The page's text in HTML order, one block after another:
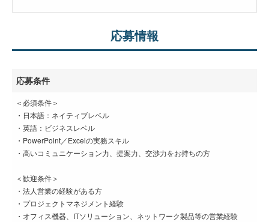
応募情報
応募条件
＜必須条件＞
・日本語：ネイティブレベル
・英語：ビジネスレベル
・PowerPoint／Excelの実務スキル
・高いコミュニケーション力、提案力、交渉力をお持ちの方
＜歓迎条件＞
・法人営業の経験がある方
・プロジェクトマネジメント経験
・オフィス機器、ITソリューション、ネットワーク製品等の営業経験